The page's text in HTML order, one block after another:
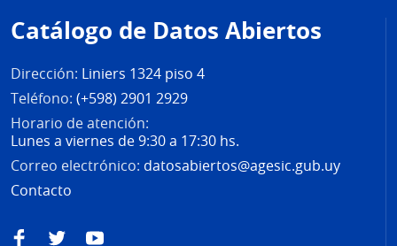
de
página
Catálogo de Datos Abiertos
Dirección: Liniers 1324 piso 4
Teléfono: (+598) 2901 2929
Horario de atención:
Lunes a viernes de 9:30 a 17:30 hs.
Correo electrónico: datosabiertos@agesic.gub.uy
Contacto
FacebookTwitterYouTube